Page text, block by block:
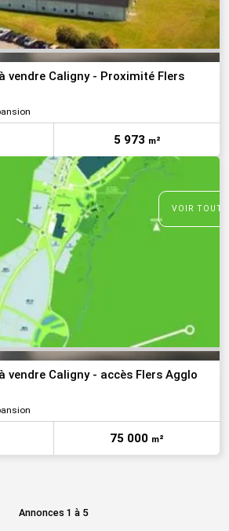
vendre Caligny - Proximité Flers
5 973 m²
VOIR
vendre Caligny - accès Flers Agglo
75 000 m²
Annonces 1 à 5